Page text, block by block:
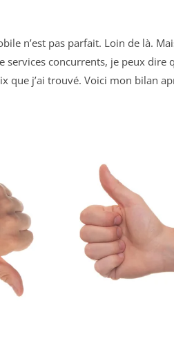
n’est pas parfait. Loin de là.
services concurrents, je peux dire
que j’ai trouvé. Voici mon bilan